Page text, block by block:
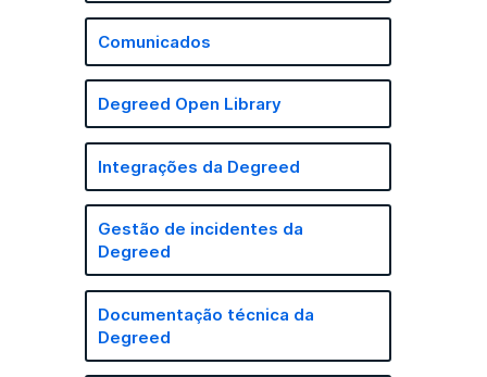
Comunicados
Degreed Open Library
Integrações da Degreed
Gestão de incidentes da
Degreed
Documentação técnica da
Degreed